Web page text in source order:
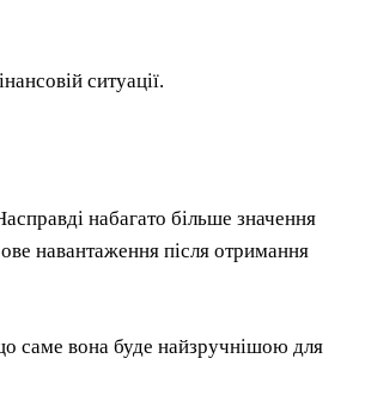
ситуації.
набагато більше значення
навантаження після отримання
саме вона буде найзручнішою для